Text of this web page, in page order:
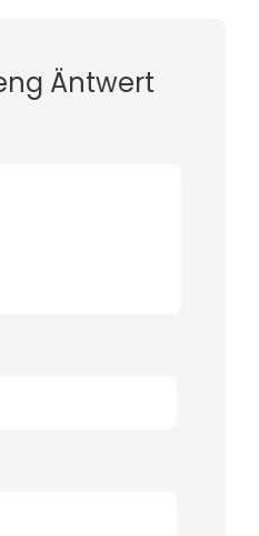
Äntwert